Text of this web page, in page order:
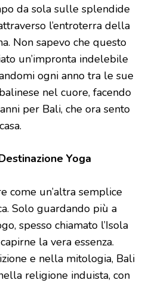
da sola sulle splendide
l’entroterra della
Non sapevo che questo
un’impronta indelebile
ogni anno tra le sue
nel cuore, facendo
per Bali, che ora sento
Yoga
come un’altra semplice
Solo guardando più a
spesso chiamato l’Isola
la vera essenza.
e nella mitologia, Bali
religione induista, con